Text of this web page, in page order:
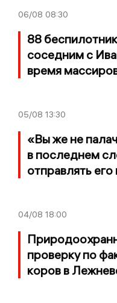
06/08 08:30
88
соседним с
время
05/08 13:30
«Вы же не
в последнем
отправлять
04/08 18:00
проверку по
коров в